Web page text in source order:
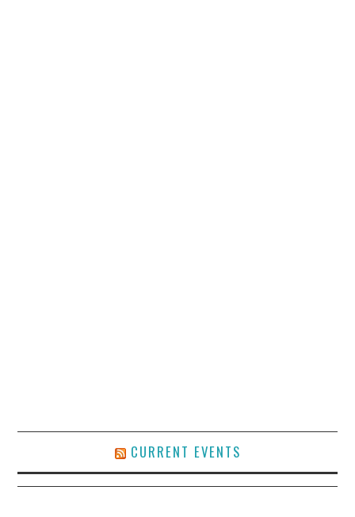
CURRENT EVENTS